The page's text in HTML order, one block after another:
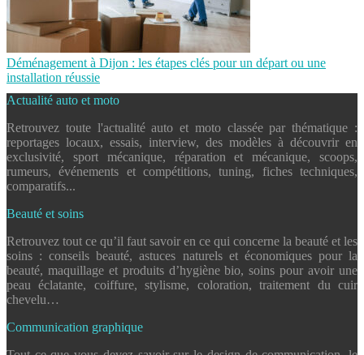
Déménagement à Dijon : les étapes clés pour un départ ou une
installation réussie
Actualité auto et moto
Retrouvez toute l'actualité auto et moto classée par thématique :
reportages locaux, essais, interview, des modèles à découvrir en
exclusivité, sport mécanique, réparation et mécanique, scoops,
rumeurs, événements et compétitions, tuning, fiches techniques,
comparatifs...
Beauté et soins
Retrouvez tout ce qu’il faut savoir en ce qui concerne la beauté et les
soins : conseils beauté, astuces naturels et économiques pour la
beauté, maquillage et produits d’hygiène bio, soins pour avoir une
peau éclatante, coiffure, stylisme, coloration, traitement du cuir
chevelu…
Communication graphique